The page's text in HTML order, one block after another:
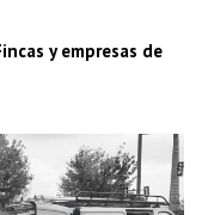
y empresas de